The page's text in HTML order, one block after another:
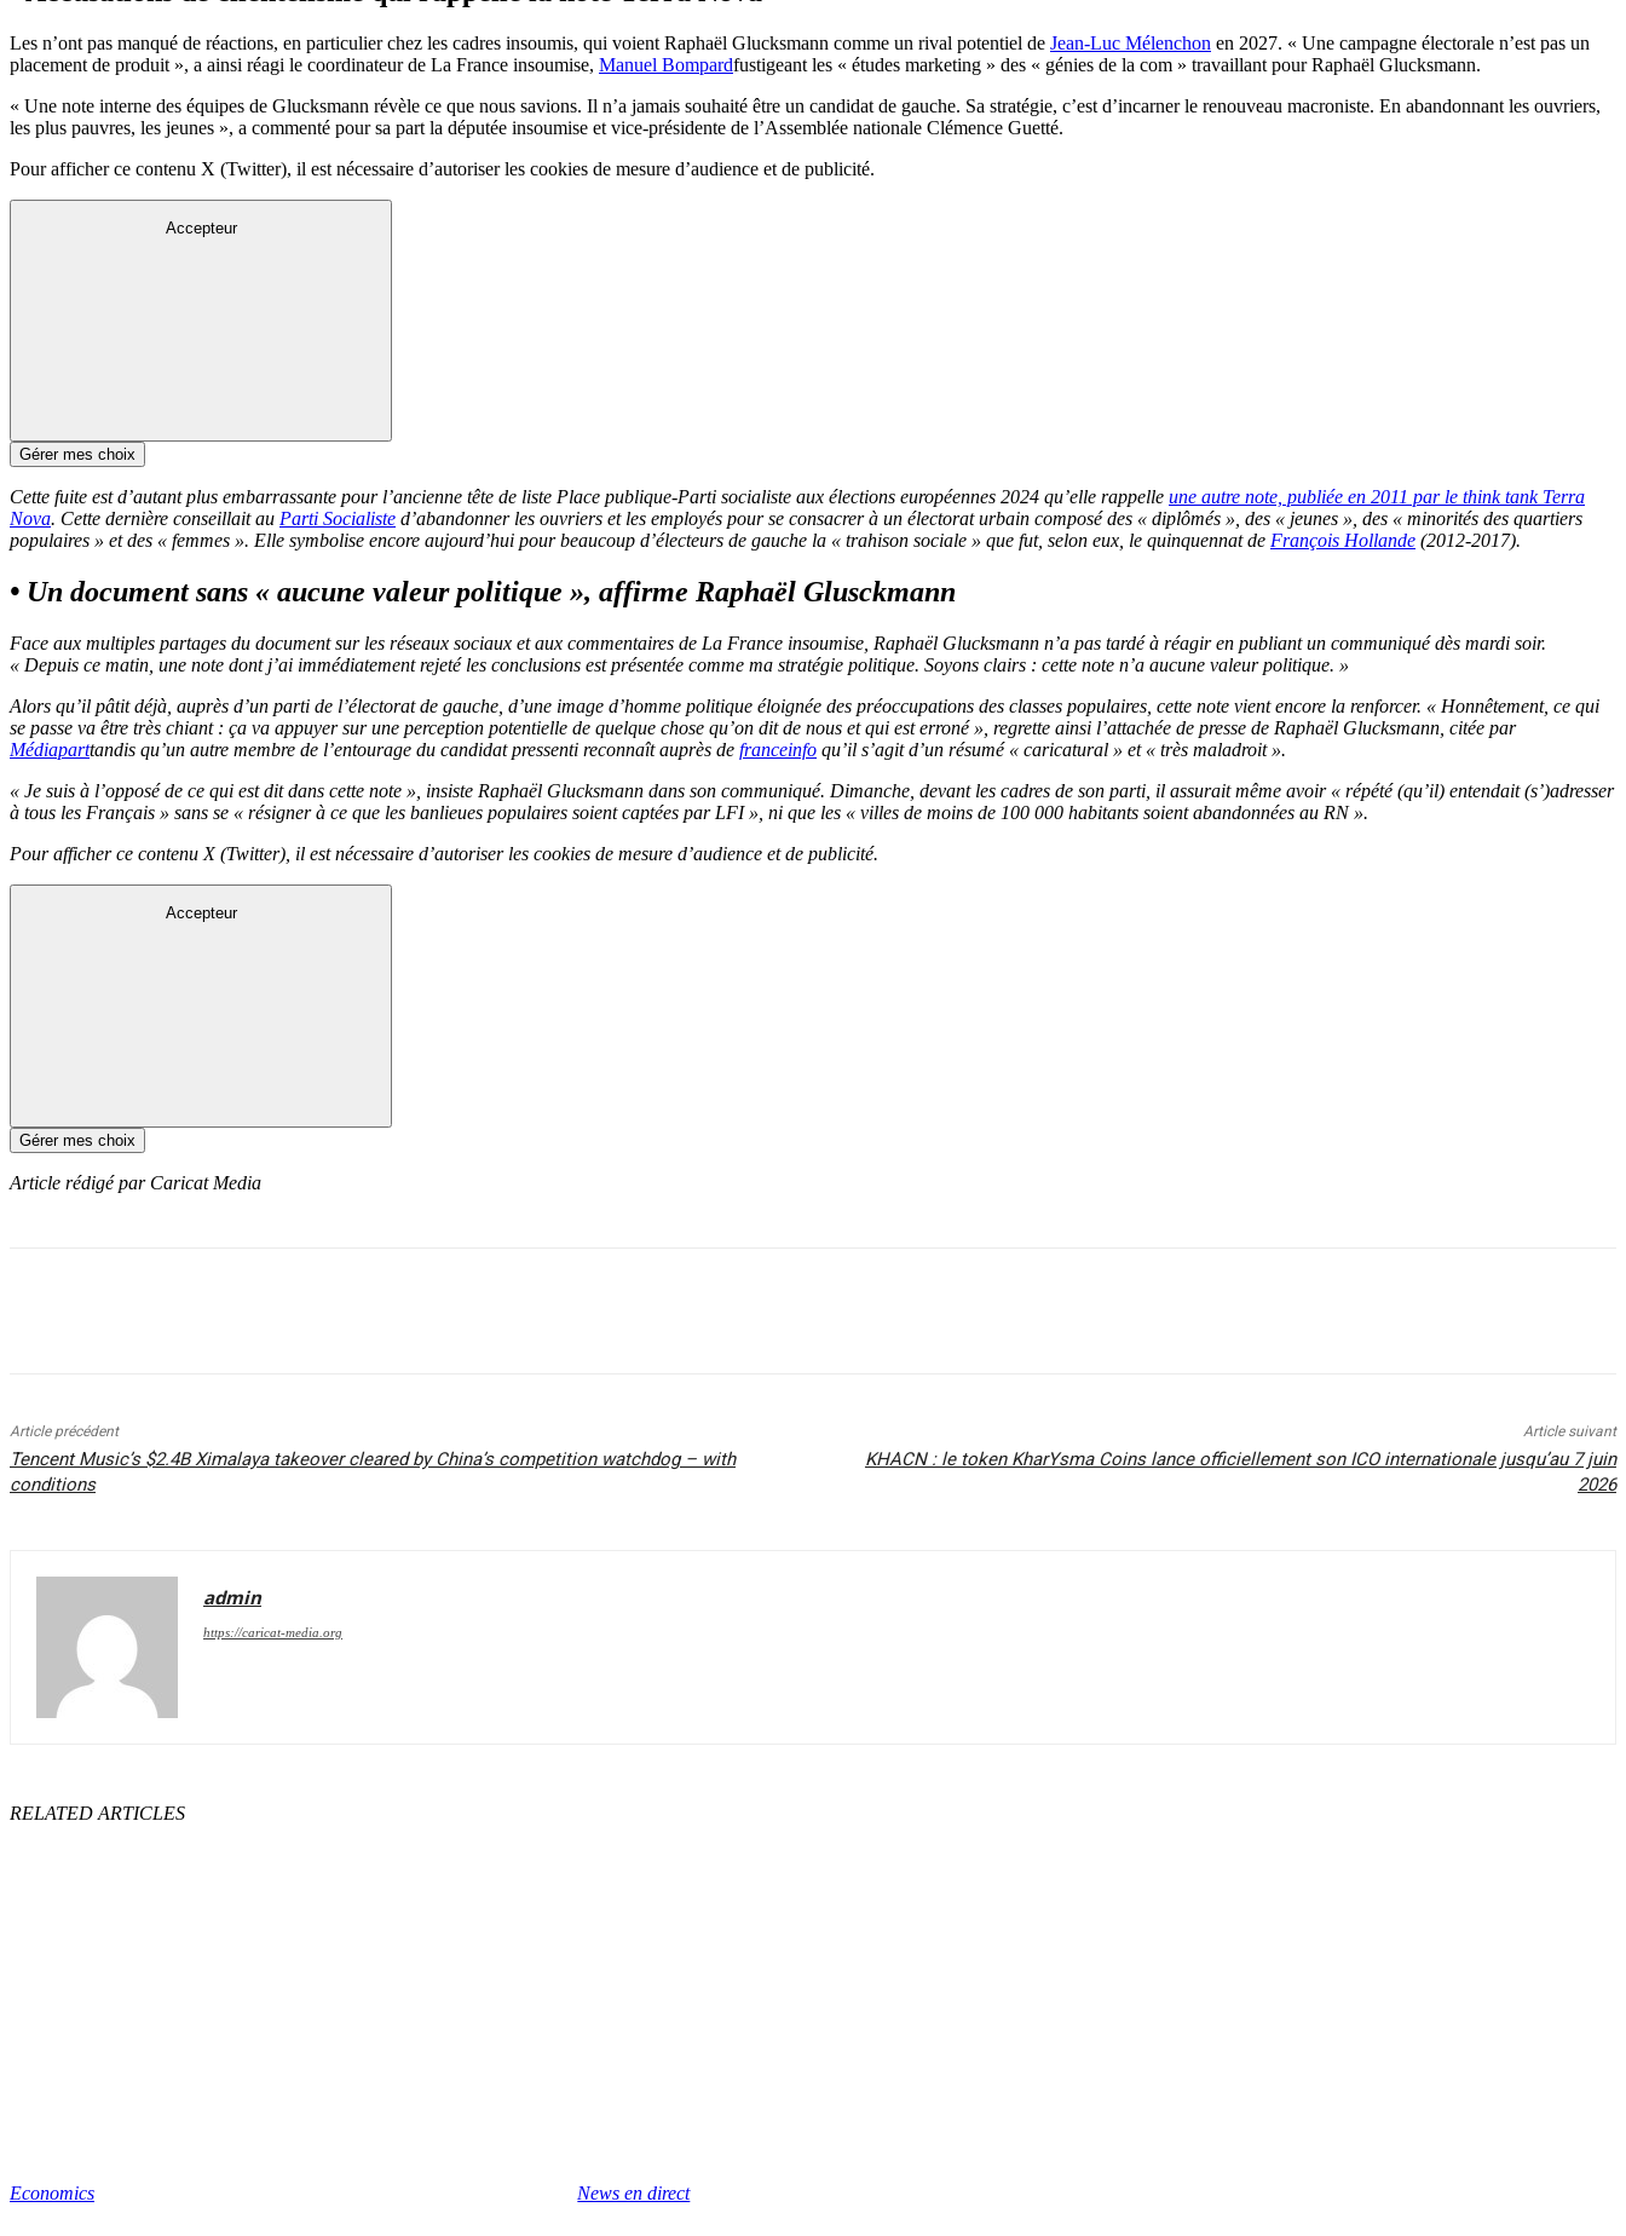
Les n’ont pas manqué de réactions, en particulier chez les cadres insoumis, qui voient Raphaël Glucksmann comme un rival potentiel de Jean-Luc Mélenchon en 2027. « Une campagne électorale n’est pas un
placement de produit », a ainsi réagi le coordinateur de La France insoumise, Manuel Bompardfustigeant les « études marketing » des « génies de la com » travaillant pour Raphaël Glucksmann.
« Une note interne des équipes de Glucksmann révèle ce que nous savions. Il n’a jamais souhaité être un candidat de gauche. Sa stratégie, c’est d’incarner le renouveau macroniste. En abandonnant les ouvriers,
les plus pauvres, les jeunes », a commenté pour sa part la députée insoumise et vice-présidente de l’Assemblée nationale Clémence Guetté.
Pour afficher ce contenu X (Twitter), il est nécessaire d’autoriser les cookies de mesure d’audience et de publicité.
Accepteur
Gérer mes choix
Cette fuite est d’autant plus embarrassante pour l’ancienne tête de liste Place publique-Parti socialiste aux élections européennes 2024 qu’elle rappelle une autre note, publiée en 2011 par le think tank Terra
Nova. Cette dernière conseillait au Parti Socialiste d’abandonner les ouvriers et les employés pour se consacrer à un électorat urbain composé des « diplômés », des « jeunes », des « minorités des quartiers
populaires » et des « femmes ». Elle symbolise encore aujourd’hui pour beaucoup d’électeurs de gauche la « trahison sociale » que fut, selon eux, le quinquennat de François Hollande (2012-2017).
• Un document sans « aucune valeur politique », affirme Raphaël Glusckmann
Face aux multiples partages du document sur les réseaux sociaux et aux commentaires de La France insoumise, Raphaël Glucksmann n’a pas tardé à réagir en publiant un communiqué dès mardi soir.
« Depuis ce matin, une note dont j’ai immédiatement rejeté les conclusions est présentée comme ma stratégie politique. Soyons clairs : cette note n’a aucune valeur politique. »
Alors qu’il pâtit déjà, auprès d’un parti de l’électorat de gauche, d’une image d’homme politique éloignée des préoccupations des classes populaires, cette note vient encore la renforcer. « Honnêtement, ce qui
se passe va être très chiant : ça va appuyer sur une perception potentielle de quelque chose qu’on dit de nous et qui est erroné », regrette ainsi l’attachée de presse de Raphaël Glucksmann, citée par
Médiaparttandis qu’un autre membre de l’entourage du candidat pressenti reconnaît auprès de franceinfo qu’il s’agit d’un résumé « caricatural » et « très maladroit ».
« Je suis à l’opposé de ce qui est dit dans cette note », insiste Raphaël Glucksmann dans son communiqué. Dimanche, devant les cadres de son parti, il assurait même avoir « répété (qu’il) entendait (s’)adresser
à tous les Français » sans se « résigner à ce que les banlieues populaires soient captées par LFI », ni que les « villes de moins de 100 000 habitants soient abandonnées au RN ».
Pour afficher ce contenu X (Twitter), il est nécessaire d’autoriser les cookies de mesure d’audience et de publicité.
Accepteur
Gérer mes choix
Article rédigé par Caricat Media
Article précédent
Tencent Music’s $2.4B Ximalaya takeover cleared by China’s competition watchdog – with
conditions
Article suivant
KHACN : le token KharYsma Coins lance officiellement son ICO internationale jusqu’au 7 juin
2026
admin
https://caricat-media.org
RELATED ARTICLES
Economics News en direct